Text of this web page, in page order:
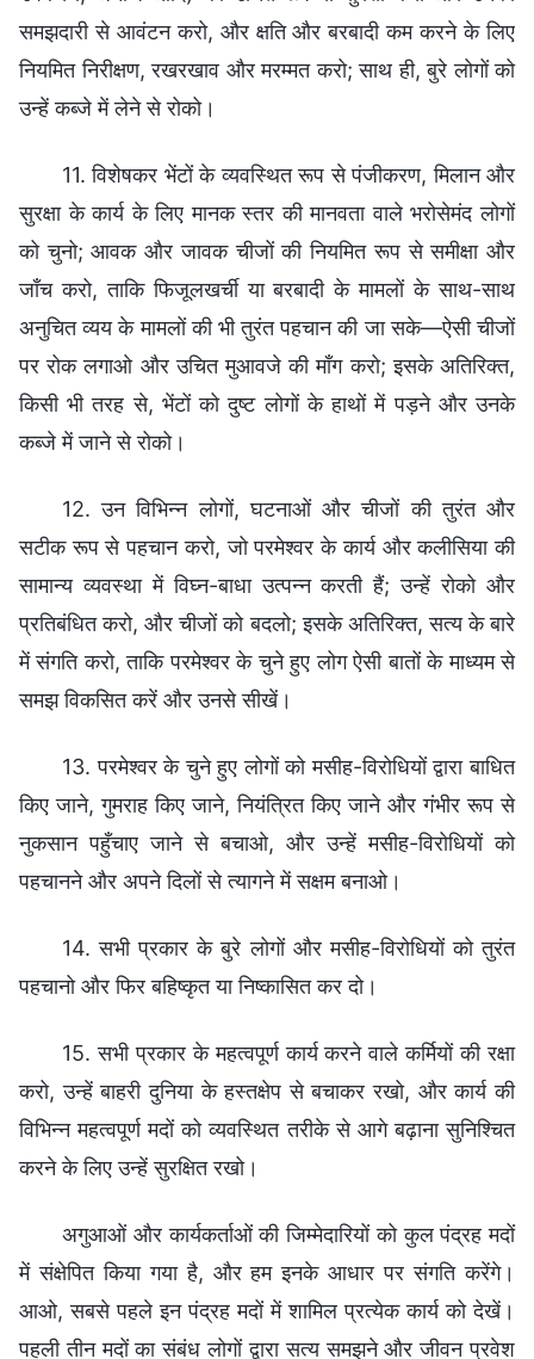
समझदारी से आवंटन करो, और क्षति और बरबादी कम करने के लिए
नियमित निरीक्षण, रखरखाव और मरम्मत करो; साथ ही, बुरे लोगों को
उन्हें कब्जे में लेने से रोको।
11. विशेषकर भेंटों के व्यवस्थित रूप से पंजीकरण, मिलान और
सुरक्षा के कार्य के लिए मानक स्तर की मानवता वाले भरोसेमंद लोगों
को चुनो; आवक और जावक चीजों की नियमित रूप से समीक्षा और
जाँच करो, ताकि फिजूलखर्ची या बरबादी के मामलों के साथ-साथ
अनुचित व्यय के मामलों की भी तुरंत पहचान की जा सके—ऐसी चीजों
पर रोक लगाओ और उचित मुआवजे की माँग करो; इसके अतिरिक्त,
किसी भी तरह से, भेंटों को दुष्ट लोगों के हाथों में पड़ने और उनके
कब्जे में जाने से रोको।
12. उन विभिन्न लोगों, घटनाओं और चीजों की तुरंत और
सटीक रूप से पहचान करो, जो परमेश्वर के कार्य और कलीसिया की
सामान्य व्यवस्था में विघ्न-बाधा उत्पन्न करती हैं; उन्हें रोको और
प्रतिबंधित करो, और चीजों को बदलो; इसके अतिरिक्त, सत्य के बारे
में संगति करो, ताकि परमेश्वर के चुने हुए लोग ऐसी बातों के माध्यम से
समझ विकसित करें और उनसे सीखें।
13. परमेश्वर के चुने हुए लोगों को मसीह-विरोधियों द्वारा बाधित
किए जाने, गुमराह किए जाने, नियंत्रित किए जाने और गंभीर रूप से
नुकसान पहुँचाए जाने से बचाओ, और उन्हें मसीह-विरोधियों को
पहचानने और अपने दिलों से त्यागने में सक्षम बनाओ।
14. सभी प्रकार के बुरे लोगों और मसीह-विरोधियों को तुरंत
पहचानो और फिर बहिष्कृत या निष्कासित कर दो।
15. सभी प्रकार के महत्वपूर्ण कार्य करने वाले कर्मियों की रक्षा
करो, उन्हें बाहरी दुनिया के हस्तक्षेप से बचाकर रखो, और कार्य की
विभिन्न महत्वपूर्ण मदों को व्यवस्थित तरीके से आगे बढ़ाना सुनिश्चित
करने के लिए उन्हें सुरक्षित रखो।
अगुआओं और कार्यकर्ताओं की जिम्मेदारियों को कुल पंद्रह मदों
में संक्षेपित किया गया है, और हम इनके आधार पर संगति करेंगे।
आओ, सबसे पहले इन पंद्रह मदों में शामिल प्रत्येक कार्य को देखें।
पहली तीन मदों का संबंध लोगों द्वारा सत्य समझने और जीवन प्रवेश